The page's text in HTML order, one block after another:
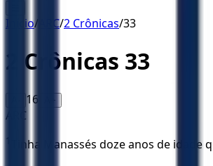
Início/ ARC/2 Crônicas/33
2 Crônicas 33
16 A+
ARC
1 Tinha Manassés doze anos de